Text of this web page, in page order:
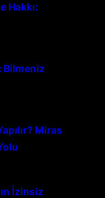
Hakkı:
Bilmeniz
Miras
İzinsiz